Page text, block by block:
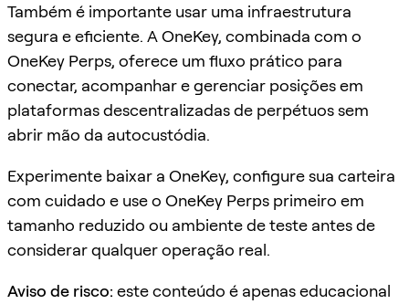
Também é importante usar uma infraestrutura
segura e eficiente. A OneKey, combinada com o
OneKey Perps, oferece um fluxo prático para
conectar, acompanhar e gerenciar posições em
plataformas descentralizadas de perpétuos sem
abrir mão da autocustódia.
Experimente baixar a OneKey, configure sua carteira
com cuidado e use o OneKey Perps primeiro em
tamanho reduzido ou ambiente de teste antes de
considerar qualquer operação real.
Aviso de risco: este conteúdo é apenas educacional